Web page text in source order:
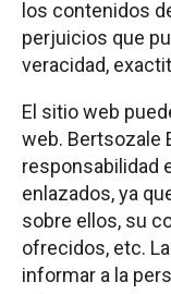
los contenidos
perjuicios que
veracidad,
El sitio web
web. Bertsozale
responsabilidad
enlazados, ya
sobre ellos, su
ofrecidos, etc.
informar a la